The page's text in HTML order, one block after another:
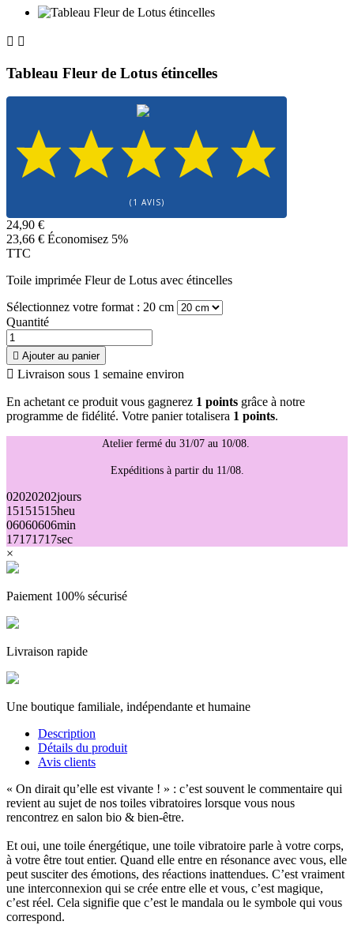
 
Tableau Fleur de Lotus étincelles
(1 AVIS)
24,90 €
23,66 € Économisez 5%
TTC
Toile imprimée Fleur de Lotus avec étincelles
Sélectionnez votre format : 20 cm
Quantité
 Ajouter au panier
 Livraison sous 1 semaine environ
En achetant ce produit vous gagnerez 1 points grâce à notre
programme de fidélité. Votre panier totalisera 1 points.
Atelier fermé du 31/07 au 10/08.
Expéditions à partir du 11/08.
02020202jours
15151515heu
06060606min
17171717sec
×
Paiement 100% sécurisé
Livraison rapide
Une boutique familiale, indépendante et humaine
Description
Détails du produit
Avis clients
« On dirait qu’elle est vivante ! » : c’est souvent le commentaire qui
revient au sujet de nos toiles vibratoires lorsque vous nous
rencontrez en salon bio & bien-être.
Et oui, une toile énergétique, une toile vibratoire parle à votre corps,
à votre être tout entier. Quand elle entre en résonance avec vous, elle
peut susciter des émotions, des réactions inattendues. C’est vraiment
une interconnexion qui se crée entre elle et vous, c’est magique,
c’est réel. Cela signifie que c’est le mandala ou le symbole qui vous
correspond.